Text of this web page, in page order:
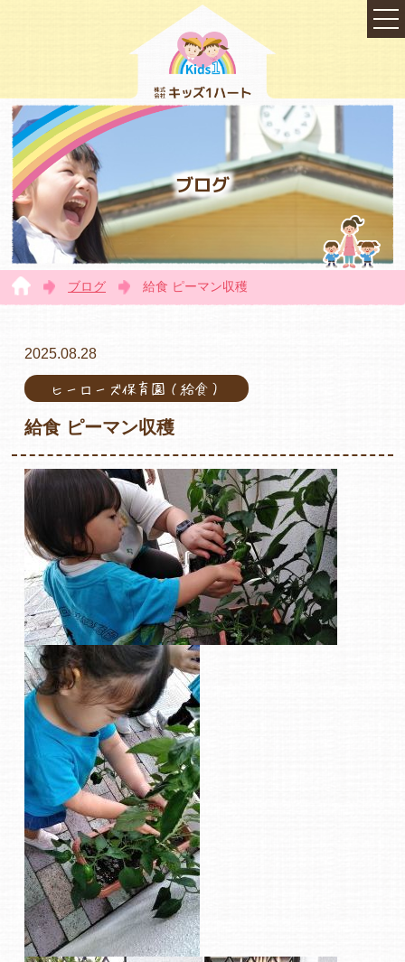
会社概要
各保育園のご紹介
入園・見学の問い合わせ
在園児保護者の方へ
採用情報
よくあるご質問
ヒーローズ保育園
ヒーローズきっず園田
ブログ
ブログ 給食 ピーマン収穫
2025.08.28
ヒーローズ保育園（給食）
給食 ピーマン収穫